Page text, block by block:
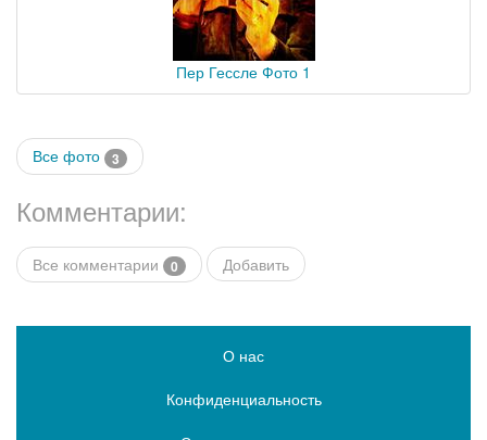
Пер Гессле Фото 1
Все фото 3
Комментарии:
Все комментарии 0 Добавить
О нас
Конфиденциальность